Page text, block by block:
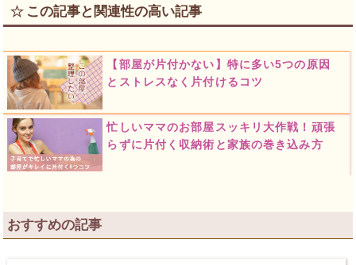
この記事と関連性の高い記事
【部屋が片付かない】特に多い5つの原因
とストレスなく片付けるコツ
忙しいママのお部屋スッキリ大作戦！頑張
らずに片付く収納術と家族の巻き込み方
おすすめの記事